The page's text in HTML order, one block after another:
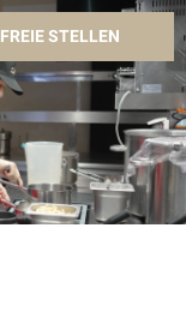
FREIE STELLEN